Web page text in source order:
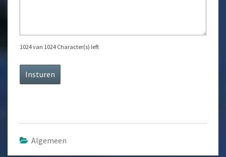
1024 van 1024 Character(s) left
Algemeen